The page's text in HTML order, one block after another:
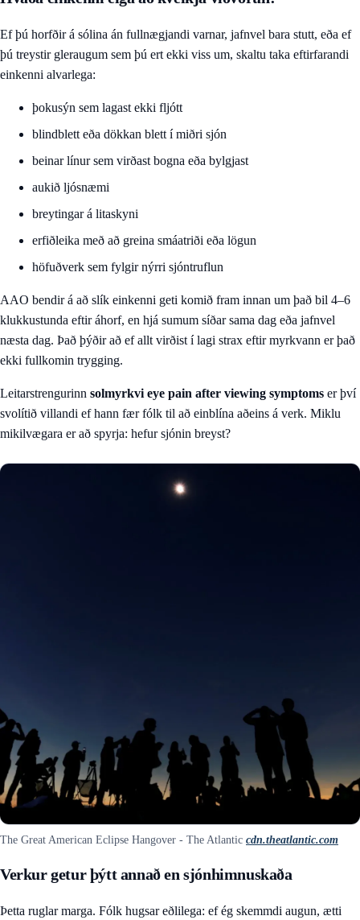
Ef þú horfðir á sólina án fullnægjandi varnar, jafnvel bara stutt, eða ef
þú treystir gleraugum sem þú ert ekki viss um, skaltu taka eftirfarandi
einkenni alvarlega:
þokusýn sem lagast ekki fljótt
blindblett eða dökkan blett í miðri sjón
beinar línur sem virðast bogna eða bylgjast
aukið ljósnæmi
breytingar á litaskyni
erfiðleika með að greina smáatriði eða lögun
höfuðverk sem fylgir nýrri sjóntruflun
AAO bendir á að slík einkenni geti komið fram innan um það bil 4–6
klukkustunda eftir áhorf, en hjá sumum síðar sama dag eða jafnvel
næsta dag. Það þýðir að ef allt virðist í lagi strax eftir myrkvann er það
ekki fullkomin trygging.
Leitarstrengurinn solmyrkvi eye pain after viewing symptoms er því
svolítið villandi ef hann fær fólk til að einblína aðeins á verk. Miklu
mikilvægara er að spyrja: hefur sjónin breyst?
The Great American Eclipse Hangover - The Atlantic cdn.theatlantic.com
Verkur getur þýtt annað en sjónhimnuskaða
Þetta ruglar marga. Fólk hugsar eðlilega: ef ég skemmdi augun, ætti